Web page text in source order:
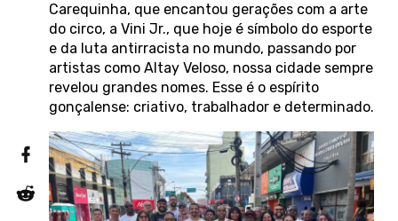
Carequinha, que encantou gerações com a arte
do circo, a Vini Jr., que hoje é símbolo do esporte
e da luta antirracista no mundo, passando por
artistas como Altay Veloso, nossa cidade sempre
revelou grandes nomes. Esse é o espírito
gonçalense: criativo, trabalhador e determinado.